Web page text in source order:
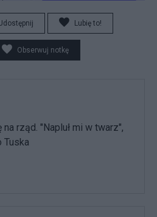
Lubię to!
Obserwuj notkę
rząd. "Napluł mi w twarz",
Tuska